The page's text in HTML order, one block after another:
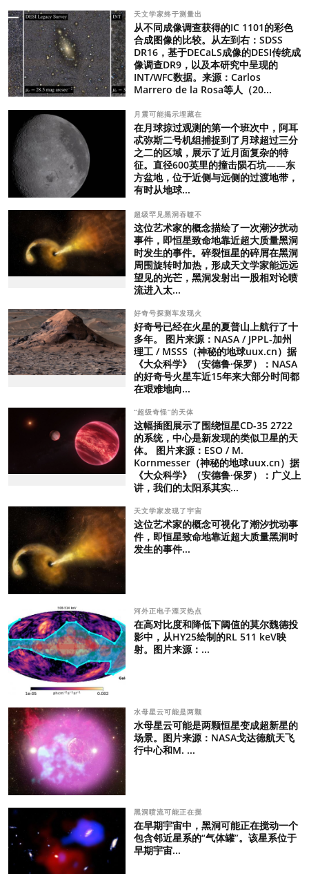
天文学家终于测量出
从不同成像调查获得的IC 1101的彩色
合成图像的比较。从左到右：SDSS
DR16，基于DECaLS成像的DESI传统成
像调查DR9，以及本研究中呈现的
INT/WFC数据。来源：Carlos
Marrero de la Rosa等人（20...
月震可能揭示埋藏在
在月球掠过观测的第一个班次中，阿耳
忒弥斯二号机组捕捉到了月球超过三分
之二的区域，展示了近月面复杂的特
征。直径600英里的撞击陨石坑——东
方盆地，位于近侧与远侧的过渡地带，
有时从地球...
超级罕见黑洞吞噬不
这位艺术家的概念描绘了一次潮汐扰动
事件，即恒星致命地靠近超大质量黑洞
时发生的事件。碎裂恒星的碎屑在黑洞
周围旋转时加热，形成天文学家能远远
望见的光芒，黑洞发射出一股相对论喷
流进入太...
好奇号探测车发现火
好奇号已经在火星的夏普山上航行了十
多年。 图片来源：NASA / JPPL-加州
理工 / MSSS（神秘的地球uux.cn）据
《大众科学》（安德鲁·保罗）：NASA
的好奇号火星车近15年来大部分时间都
在艰难地向...
“超级奇怪”的天体
这幅插图展示了围绕恒星CD-35 2722
的系统，中心是新发现的类似卫星的天
体。 图片来源：ESO / M.
Kornmesser（神秘的地球uux.cn）据
《大众科学》（安德鲁·保罗）：广义上
讲，我们的太阳系其实...
天文学家发现了宇宙
这位艺术家的概念可视化了潮汐扰动事
件，即恒星致命地靠近超大质量黑洞时
发生的事件...
河外正电子湮灭热点
在高对比度和降低下阈值的莫尔魏德投
影中，从HY25绘制的RL 511 keV映
射。图片来源：...
水母星云可能是两颗
水母星云可能是两颗恒星变成超新星的
场景。图片来源：NASA戈达德航天飞
行中心和M. ...
黑洞喷流可能正在搅
在早期宇宙中，黑洞可能正在搅动一个
包含邻近星系的“气体罐”。该星系位于
早期宇宙...